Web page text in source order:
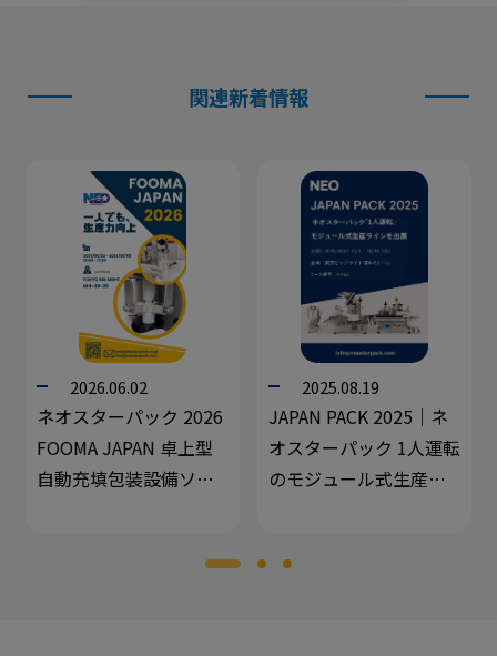
関連新着情報
2026.06.02
ネオスターパック 2026
FOOMA JAPAN 卓上型
自動充填包装設備ソリ
2025.08.19
JAPAN PACK 2025｜ネ
オスターパック 1人運転
のモジュール式生産ラ
までワンストップ